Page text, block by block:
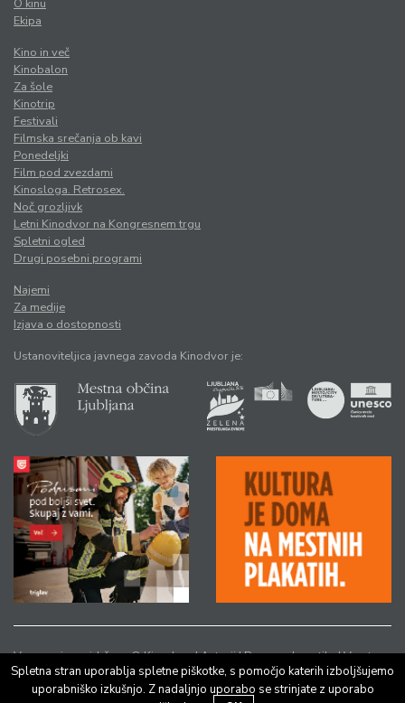
O kinu
Ekipa
Kino in več
Kinobalon
Za šole
Kinotrip
Festivali
Filmska srečanja ob kavi
Ponedeljki
Film pod zvezdami
Kinosloga. Retrosex.
Noč grozljivk
Letni Kinodvor na Kongresnem trgu
Spletni ogled
Drugi posebni programi
Najemi
Za medije
Izjava o dostopnosti
Ustanoviteljica javnega zavoda Kinodvor je:
Vse pravice pridržane © Kinodvor |Avtorji|Pravno obvestilo|Varstvo
osebnih podatkov
Spletna stran uporablja spletne piškotke, s pomočjo katerih izboljšujemo
uporabniško izkušnjo. Z nadaljnjo uporabo se strinjate z uporabo